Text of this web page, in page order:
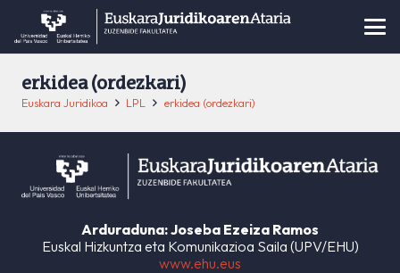
erkidea (ordezkari)
Euskara Juridikoa LPL erkidea (ordezkari)
Arduraduna: Joseba Ezeiza Ramos
Euskal Hizkuntza eta Komunikazioa Saila (UPV/EHU)
www.ehu.eus